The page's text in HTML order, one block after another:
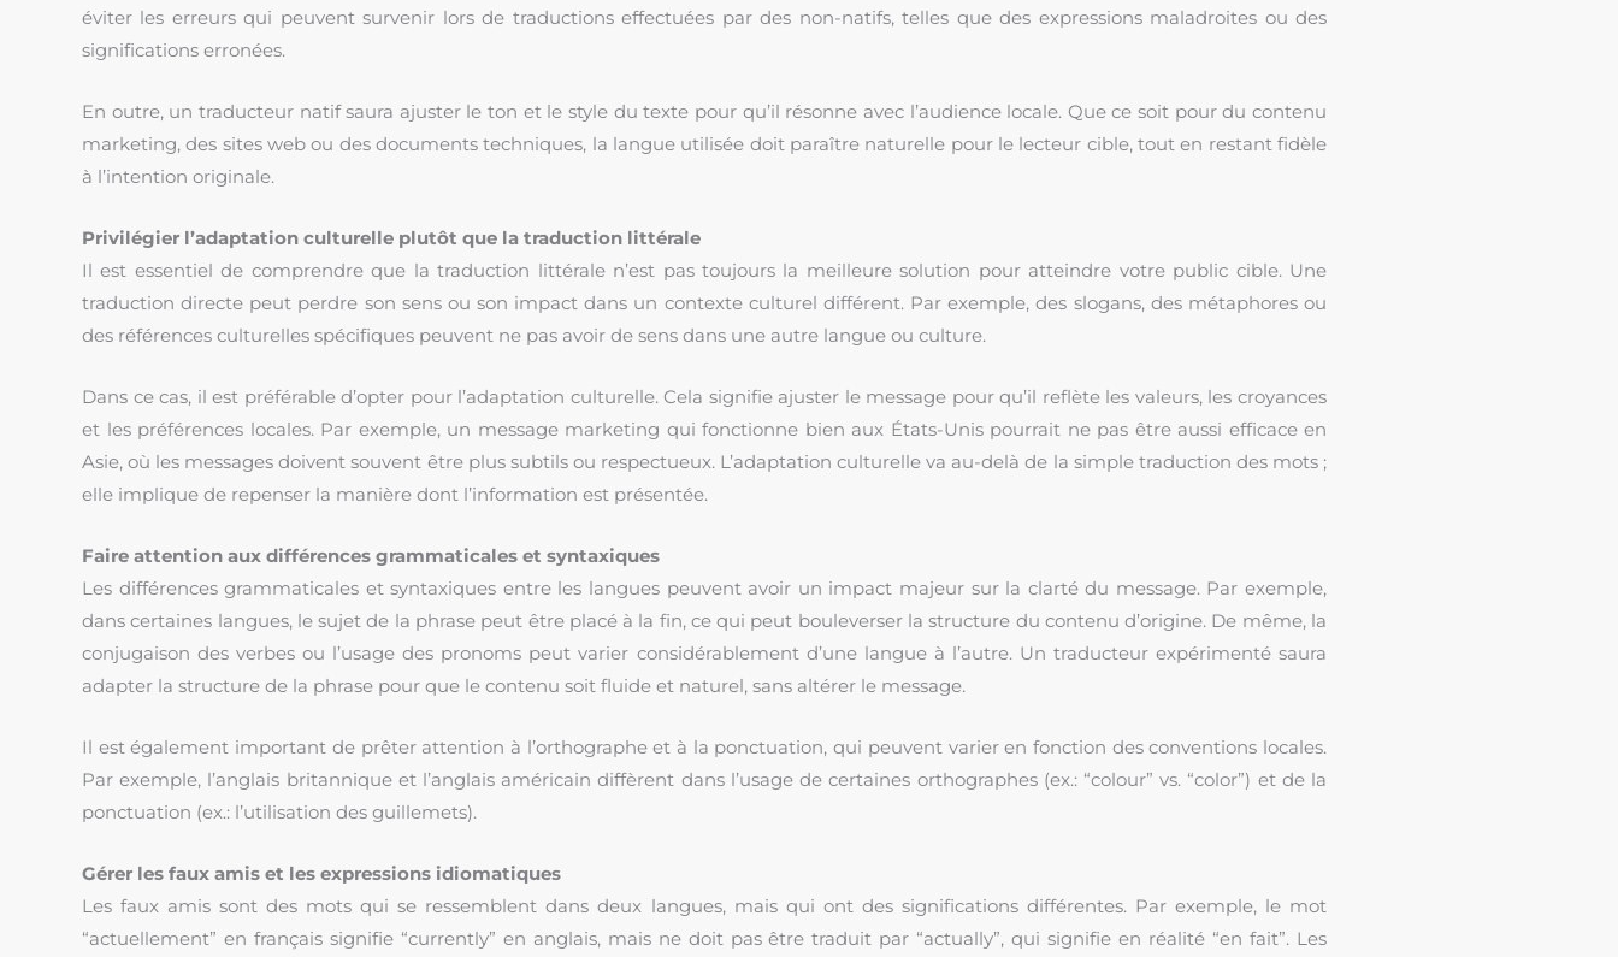
éviter les erreurs qui peuvent survenir lors de traductions effectuées par des non-natifs, telles que des expressions maladroites ou des
significations erronées.
En outre, un traducteur natif saura ajuster le ton et le style du texte pour qu’il résonne avec l’audience locale. Que ce soit pour du contenu
marketing, des sites web ou des documents techniques, la langue utilisée doit paraître naturelle pour le lecteur cible, tout en restant fidèle
à l’intention originale.
Privilégier l’adaptation culturelle plutôt que la traduction littérale
Il est essentiel de comprendre que la traduction littérale n’est pas toujours la meilleure solution pour atteindre votre public cible. Une
traduction directe peut perdre son sens ou son impact dans un contexte culturel différent. Par exemple, des slogans, des métaphores ou
des références culturelles spécifiques peuvent ne pas avoir de sens dans une autre langue ou culture.
Dans ce cas, il est préférable d’opter pour l’adaptation culturelle. Cela signifie ajuster le message pour qu’il reflète les valeurs, les croyances
et les préférences locales. Par exemple, un message marketing qui fonctionne bien aux États-Unis pourrait ne pas être aussi efficace en
Asie, où les messages doivent souvent être plus subtils ou respectueux. L’adaptation culturelle va au-delà de la simple traduction des mots ;
elle implique de repenser la manière dont l’information est présentée.
Faire attention aux différences grammaticales et syntaxiques
Les différences grammaticales et syntaxiques entre les langues peuvent avoir un impact majeur sur la clarté du message. Par exemple,
dans certaines langues, le sujet de la phrase peut être placé à la fin, ce qui peut bouleverser la structure du contenu d’origine. De même, la
conjugaison des verbes ou l’usage des pronoms peut varier considérablement d’une langue à l’autre. Un traducteur expérimenté saura
adapter la structure de la phrase pour que le contenu soit fluide et naturel, sans altérer le message.
Il est également important de prêter attention à l’orthographe et à la ponctuation, qui peuvent varier en fonction des conventions locales.
Par exemple, l’anglais britannique et l’anglais américain diffèrent dans l’usage de certaines orthographes (ex.: “colour” vs. “color”) et de la
ponctuation (ex.: l’utilisation des guillemets).
Gérer les faux amis et les expressions idiomatiques
Les faux amis sont des mots qui se ressemblent dans deux langues, mais qui ont des significations différentes. Par exemple, le mot
“actuellement” en français signifie “currently” en anglais, mais ne doit pas être traduit par “actually”, qui signifie en réalité “en fait”. Les